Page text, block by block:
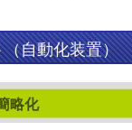
自動化装置）
略化